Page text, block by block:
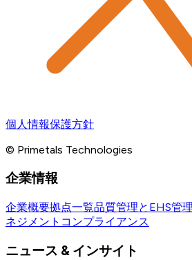
個人情報保護方針
© Primetals Technologies
企業情報
企業概要拠点一覧品質管理とEHS管理
ネジメント コンプライアンス
ニュース & インサイト